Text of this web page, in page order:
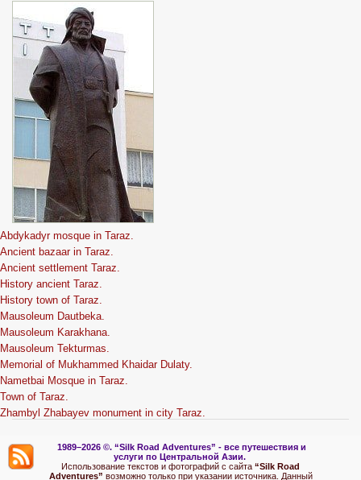
Abdykadyr mosque in Taraz.
Ancient bazaar in Taraz.
Ancient settlement Taraz.
History ancient Taraz.
History town of Taraz.
Mausoleum Dautbeka.
Mausoleum Karakhana.
Mausoleum Tekturmas.
Memorial of Mukhammed Khaidar Dulaty.
Nametbai Mosque in Taraz.
Town of Taraz.
Zhambyl Zhabayev monument in city Taraz.
1989–2026 ©. “Silk Road Adventures” - все путешествия и
услуги по Центральной Азии.
Использование текстов и фотографий с сайта “Silk Road
Adventures” возможно только при указании источника. Данный